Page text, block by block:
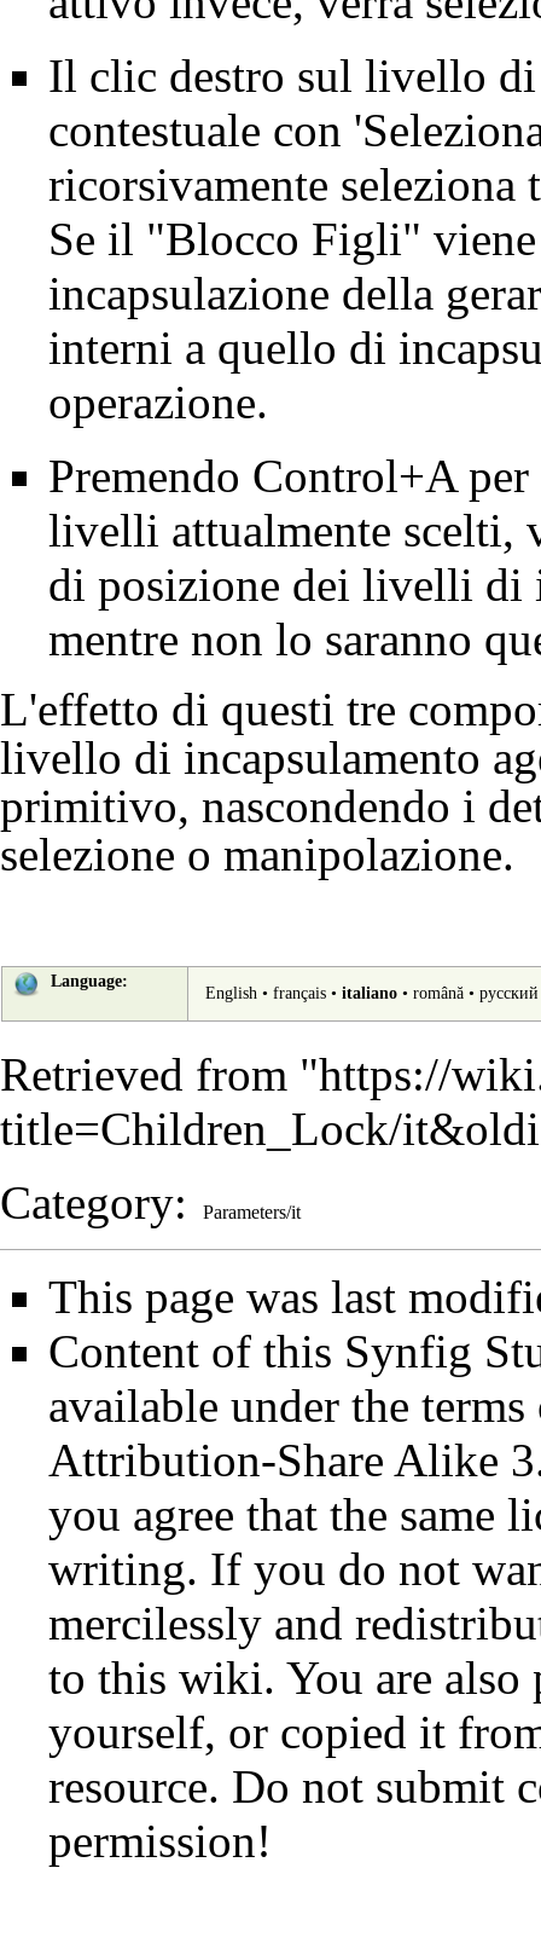
Il clic destro sul livello di
contestuale con
ricorsivamente
Se il "Blocco Figli"
incapsulazione della
interni a quello di
operazione.
Premendo Control+A
livelli attualmente scelti,
di posizione dei livelli di
mentre non lo saranno
L'effetto di questi tre
livello di incapsulamento
primitivo, nascondendo i
selezione o manipolazione.
Language:
English• français• italiano• română• русский
Retrieved from "https://
title=Children_Lock/
Category: Parameters/it
This page was last
Content of this Synfig
available under the
Attribution-Share Alike
you agree that the same
writing. If you do not
mercilessly and
to this wiki. You are
yourself, or copied it
resource. Do not submit
permission!